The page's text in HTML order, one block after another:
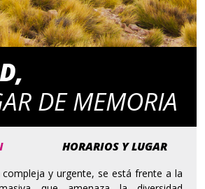
DE MEMORIA
HORARIOS Y LUGAR
y urgente, se está frente a la